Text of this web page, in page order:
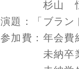
杉山 恒
演題：「ブラン
参加費：年会費
未納卒業